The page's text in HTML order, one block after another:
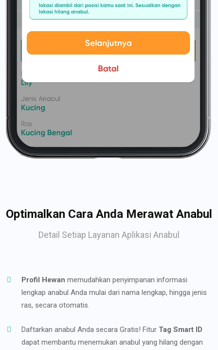
Optimalkan Cara Anda Merawat Anabul
Detail Setiap Layanan Aplikasi Anabul
Profil Hewan memudahkan penyimpanan informasi
lengkap anabul Anda mulai dari nama lengkap, hingga jenis
ras, secara otomatis.
Daftarkan anabul Anda secara Gratis! Fitur Tag Smart ID
dapat membantu menemukan anabul yang hilang dengan